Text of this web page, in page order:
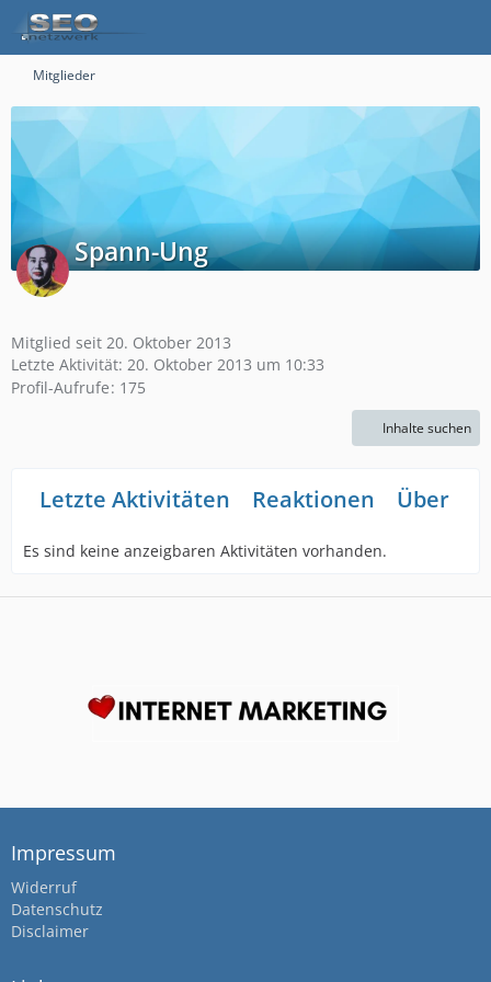
Mitglieder
Spann-Ung
Mitglied seit 20. Oktober 2013
Letzte Aktivität: 20. Oktober 2013 um 10:33
Profil-Aufrufe 175
Inhalte suchen
Letzte Aktivitäten Reaktionen Über
Es sind keine anzeigbaren Aktivitäten vorhanden.
Impressum
Widerruf
Datenschutz
Disclaimer